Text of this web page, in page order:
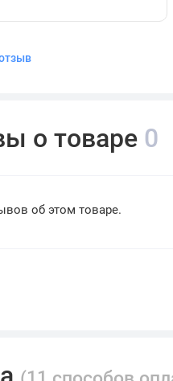
о товаре 0
об этом товаре.